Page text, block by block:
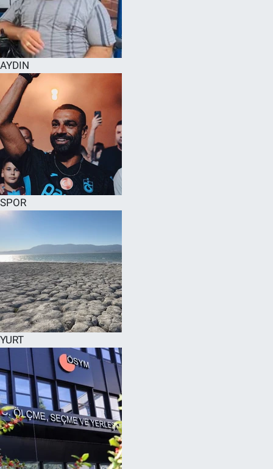
AYDIN
SPOR
YURT